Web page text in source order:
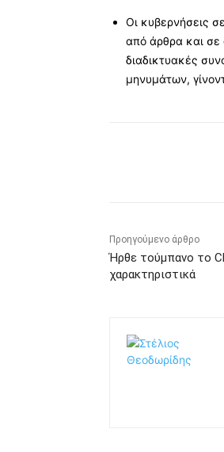
Οι κυβερνήσεις
από άρθρα και σε
διαδικτυακές
μηνυμάτων,
Προηγούμενο άρθρο
Ήρθε τούμπανο το
χαρακτηριστικά